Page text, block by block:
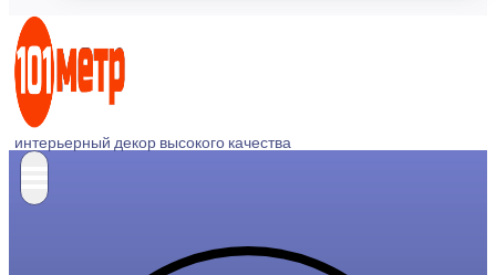
интерьерный декор высокого качества